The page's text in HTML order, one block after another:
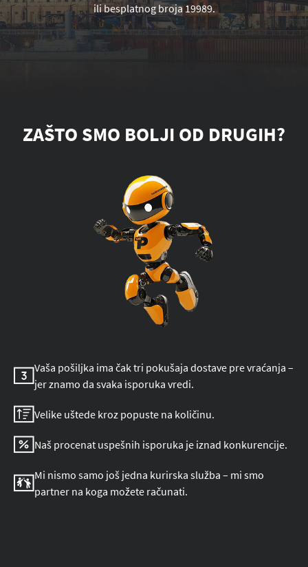
ili besplatnog broja 19989.
ZAŠTO SMO BOLJI OD DRUGIH?
Vaša pošiljka ima čak tri pokušaja dostave pre vraćanja –
jer znamo da svaka isporuka vredi.
Velike uštede kroz popuste na količinu.
Naš procenat uspešnih isporuka je iznad konkurencije.
Mi nismo samo još jedna kurirska služba – mi smo
partner na koga možete računati.